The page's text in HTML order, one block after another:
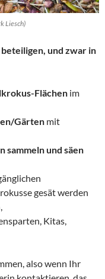
Liesch)
und zwar in
Flächen im
Gärten mit
sammeln und säen
gesät werden
Kitas,
also wenn Ihr